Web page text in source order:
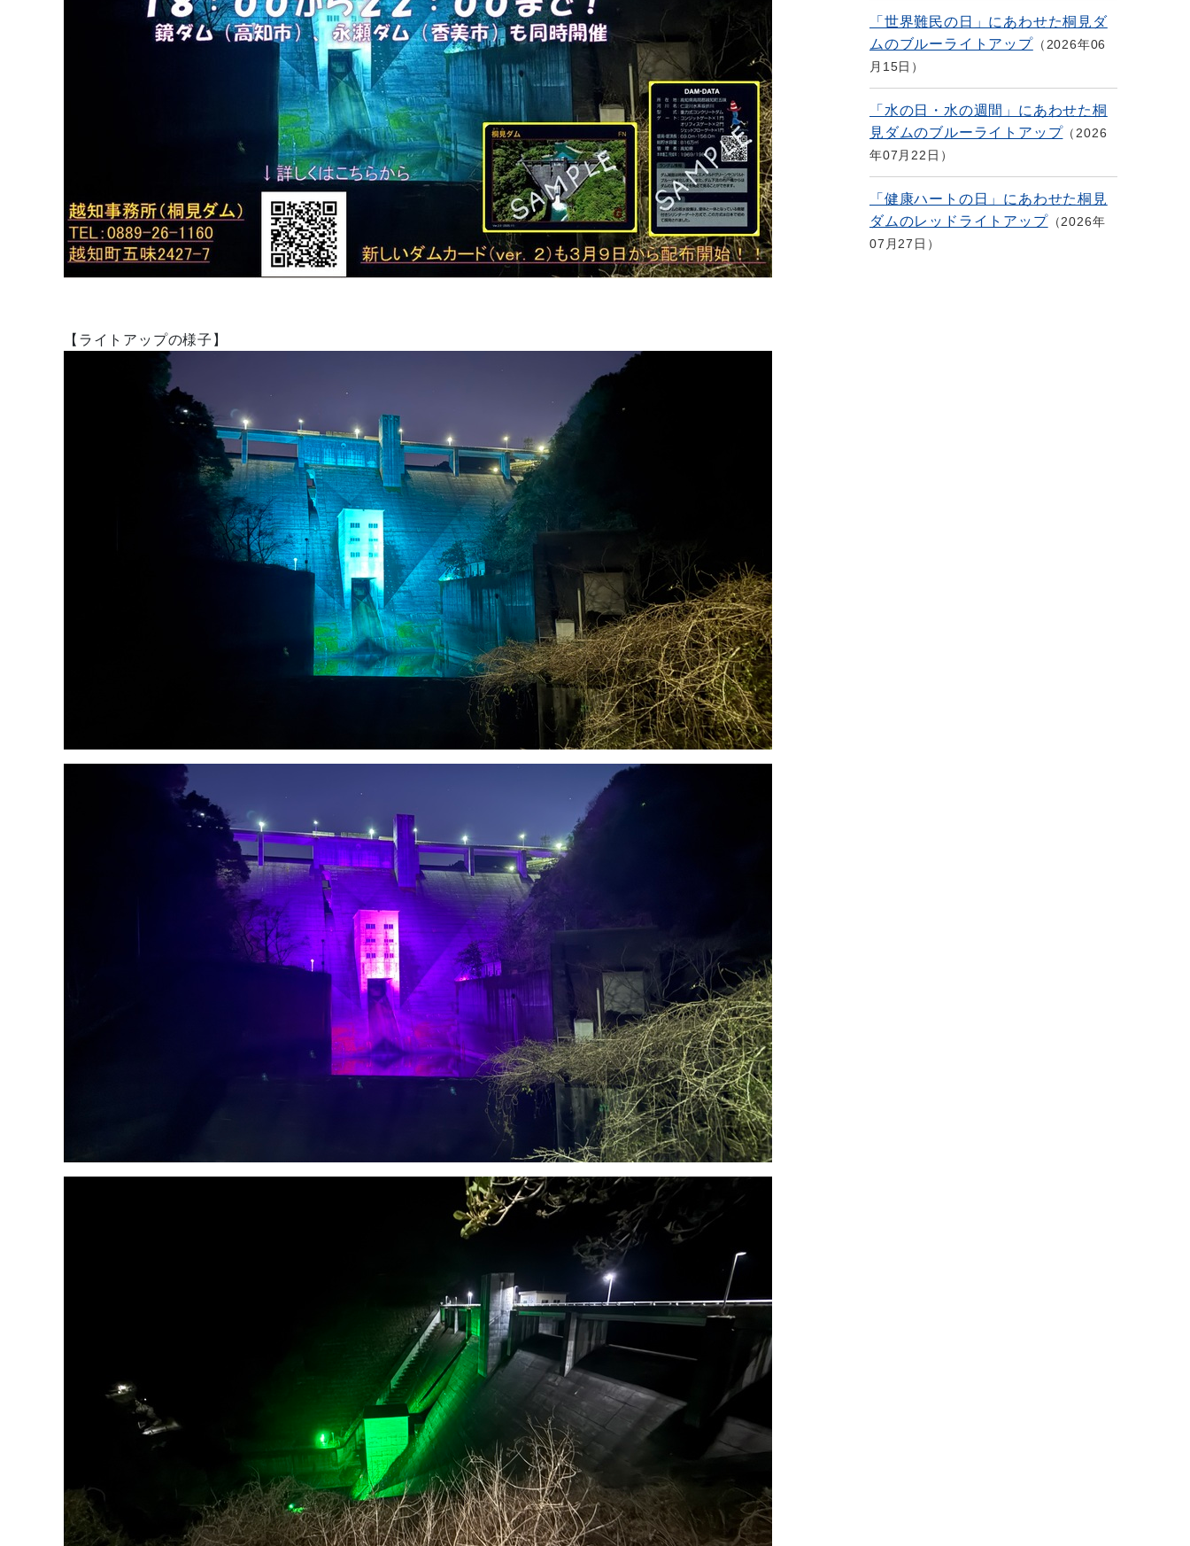
【ライトアップの様子】
「世界難民の日」にあわせた桐見ダ
ムのブルーライトアップ
2026年06
月15日
「水の日・水の週間」にあわせた桐
見ダムのブルーライトアップ
2026
年07月22日
「健康ハートの日」にあわせた桐見
ダムのレッドライトアップ
2026年
07月27日